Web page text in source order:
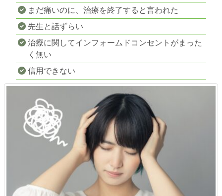
まだ痛いのに、治療を終了すると言われた
先生と話ずらい
治療に関してインフォームドコンセントがまった
く無い
信用できない